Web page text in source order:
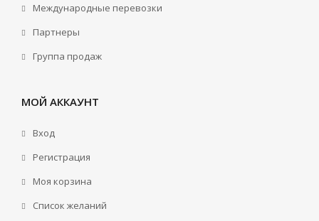
Международные перевозки
Партнеры
Группа продаж
МОЙ АККАУНТ
Вход
Регистрация
Моя корзина
Cписок желаний